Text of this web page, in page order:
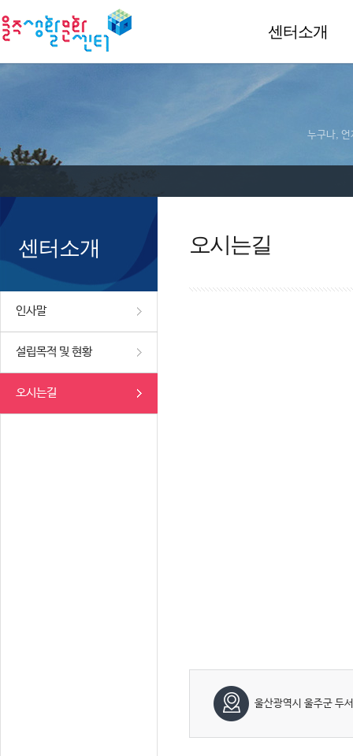
센터소개
누구나, 언
센터소개
인사말
설립목적 및 현황
오시는길
오시는길
울산광역시 울주군 두